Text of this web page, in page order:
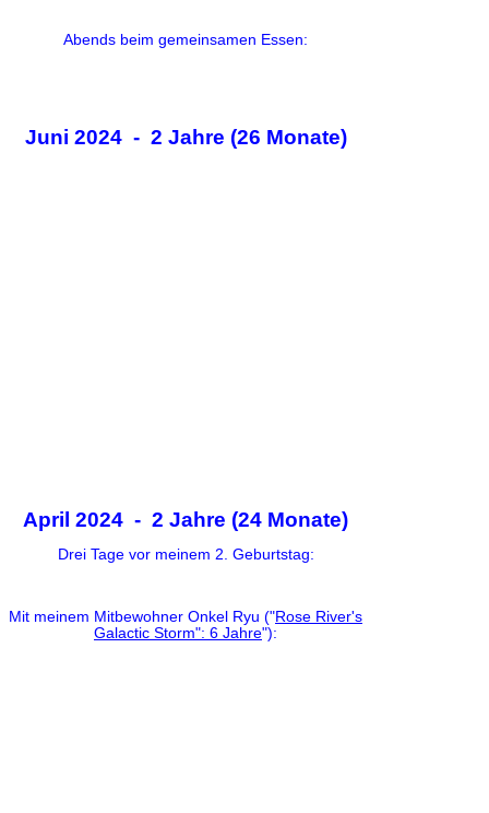
Abends beim gemeinsamen Essen:
Juni 2024 - 2 Jahre (26 Monate)
April 2024 - 2 Jahre (24 Monate)
Drei Tage vor meinem 2. Geburtstag:
Mit meinem Mitbewohner Onkel Ryu ("Rose River's
Galactic Storm": 6 Jahre"):